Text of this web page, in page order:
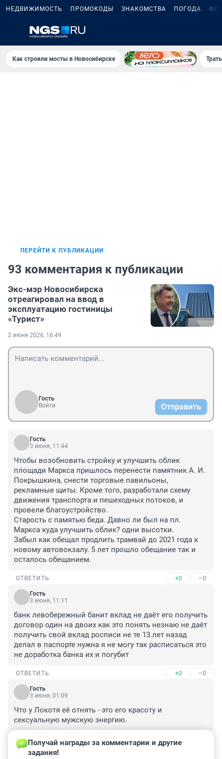
НЕДВИЖИМОСТЬ ПРОМОКОДЫ ЗНАКОМСТВА ПОГОДА
Как строили мосты в Новосибирске
ПЕРЕЙТИ К ПУБЛИКАЦИИ
93 комментария к публикации
Экс-мэр Новосибирска
отреагировал на ввод в
эксплуатацию гостиницы
«Турист»
2 июня 2026, 16:49
Гость
Войти
Отправить
Гость
3 июня, 11:44
Чтобы возобновить стройку и улучшить облик
площади Маркса пришлось перенести памятник А. И.
Покрышкина, снести торговые павильоны,
рекламные щиты. Кроме того, разработали схему
движения транспорта и пешеходных потоков, и
провели благоустройство.
Старость с памятью беда. Давно ли был на пл.
Маркса куда улучшить облик? одни высотки.
Забыл как обещал продлить трамвай до 2021 года к
новому автовокзалу. 5 лет прошло обещание так и
осталось обещанием.
ОТВЕТИТЬ +0 –0
Гость
3 июня, 11:11
банк левобережный банит вклад не даёт его получить
договор один на двоих как это понять незнаю не даёт
получить свой вклад росписи не те 13.лет назад
делал в паспорте нужна я не могу так расписаться это
не доработка банка их и погубит
ОТВЕТИТЬ +0 –0
Гость
3 июня, 01:09
Что у Локотя её отнять - это его красоту и
сексуальную мужскую энергию.
ОТВЕТИТЬ
Гость
Получай награды за комментарии и другие
задания!